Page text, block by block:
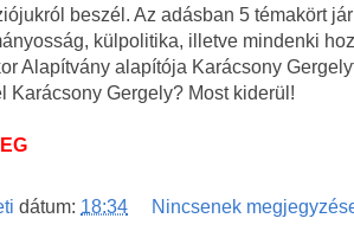
beszél. Az adásban 5 témakört
külpolitika, illetve mindenki
Alapítvány alapítója Karácsony
Karácsony Gergely? Most kiderül!
dátum: 18:34 Nincsenek